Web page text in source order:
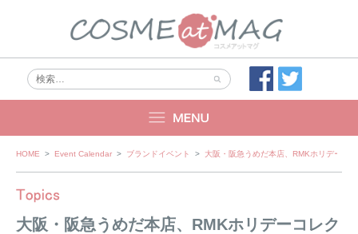
Skip
HOME > Event Calendar > ブランドイベント > 大阪・阪急うめだ本店、RMKホリデーコ
大阪・阪急うめだ本店、RMKホリデーコレク